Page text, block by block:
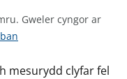
Gweler cyngor ar
mesurydd clyfar fel